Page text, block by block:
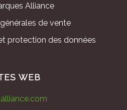
Alliance
de vente
protection des données
WEB